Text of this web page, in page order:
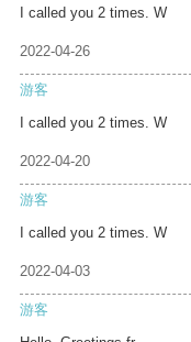
I called you 2 times. W
2022-04-26
游客
I called you 2 times. W
2022-04-20
游客
I called you 2 times. W
2022-04-03
游客